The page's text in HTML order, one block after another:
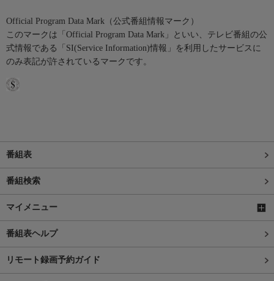
Official Program Data Mark（公式番組情報マーク）
このマークは「Official Program Data Mark」といい、テレビ番組の公
式情報である「SI(Service Information)情報」を利用したサービスに
のみ表記が許されているマークです。
番組表
番組検索
マイメニュー
番組表ヘルプ
リモート録画予約ガイド